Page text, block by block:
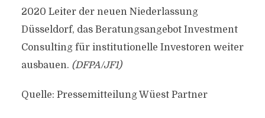
2020 Leiter der neuen Niederlassung
Düsseldorf, das Beratungsangebot Investment
Consulting für institutionelle Investoren weiter
ausbauen. (DFPA/JF1)
Quelle: Pressemitteilung Wüest Partner